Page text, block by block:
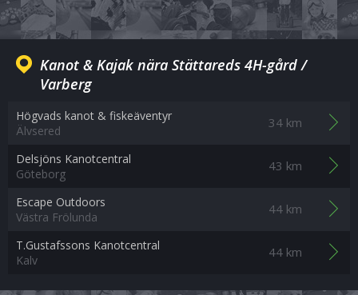
Kanot & Kajak nära Stättareds 4H-gård /
Varberg
Högvads kanot & fiskeäventyr
Älvsered
34 km
Delsjöns Kanotcentral
Göteborg
43 km
Escape Outdoors
Västra Frölunda
44 km
T.Gustafssons Kanotcentral
Kalv
44 km